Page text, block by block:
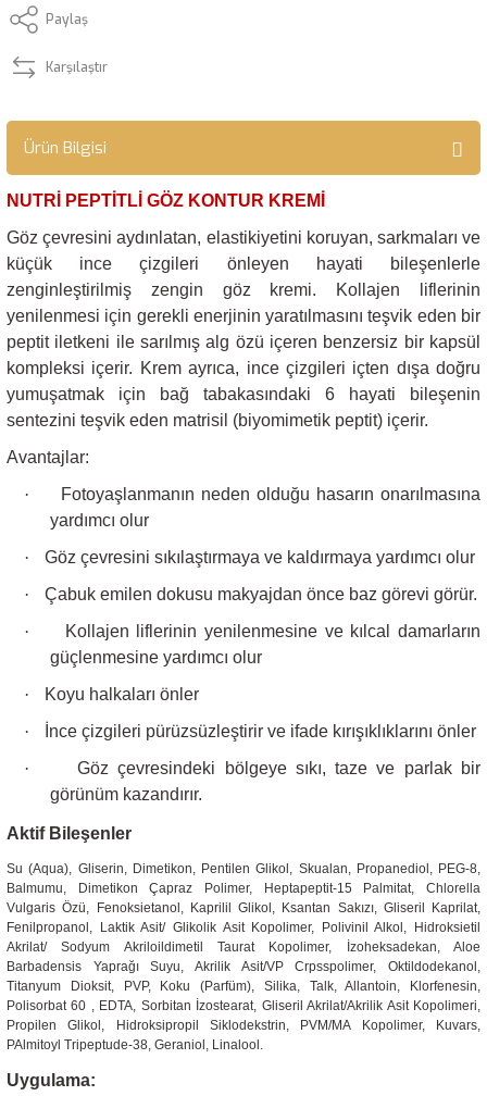
Paylaş
Karşılaştır
Ürün Bilgisi
NUTRİ PEPTİTLİ GÖZ KONTUR KREMİ
Göz çevresini aydınlatan, elastikiyetini koruyan, sarkmaları ve
küçük ince çizgileri önleyen hayati bileşenlerle
zenginleştirilmiş zengin göz kremi. Kollajen liflerinin
yenilenmesi için gerekli enerjinin yaratılmasını teşvik eden bir
peptit iletkeni ile sarılmış alg özü içeren benzersiz bir kapsül
kompleksi içerir. Krem ayrıca, ince çizgileri içten dışa doğru
yumuşatmak için bağ tabakasındaki 6 hayati bileşenin
sentezini teşvik eden matrisil (biyomimetik peptit) içerir.
Avantajlar:
·
Fotoyaşlanmanın neden olduğu hasarın onarılmasına
yardımcı olur
·
Göz çevresini sıkılaştırmaya ve kaldırmaya yardımcı olur
·
Çabuk emilen dokusu makyajdan önce baz görevi görür.
·
Kollajen liflerinin yenilenmesine ve kılcal damarların
güçlenmesine yardımcı olur
·
Koyu halkaları önler
·
İnce çizgileri pürüzsüzleştirir ve ifade kırışıklıklarını önler
·
Göz çevresindeki bölgeye sıkı, taze ve parlak bir
görünüm kazandırır.
Aktif Bileşenler
Su (Aqua), Gliserin, Dimetikon, Pentilen Glikol, Skualan, Propanediol, PEG-8,
Balmumu, Dimetikon Çapraz Polimer, Heptapeptit-15 Palmitat, Chlorella
Vulgaris Özü, Fenoksietanol, Kaprilil Glikol, Ksantan Sakızı, Gliseril Kaprilat,
Fenilpropanol, Laktik Asit/ Glikolik Asit Kopolimer, Polivinil Alkol, Hidroksietil
Akrilat/ Sodyum Akriloildimetil Taurat Kopolimer, İzoheksadekan, Aloe
Barbadensis Yaprağı Suyu, Akrilik Asit/VP Crpsspolimer, Oktildodekanol,
Titanyum Dioksit, PVP, Koku (Parfüm), Silika, Talk, Allantoin, Klorfenesin,
Polisorbat 60 , EDTA, Sorbitan İzostearat, Gliseril Akrilat/Akrilik Asit Kopolimeri,
Propilen Glikol, Hidroksipropil Siklodekstrin, PVM/MA Kopolimer, Kuvars,
PAlmitoyl Tripeptude-38, Geraniol, Linalool.
Uygulama: